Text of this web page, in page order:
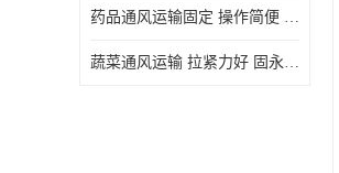
药品通风运输固定 操作简便 固永包材
蔬菜通风运输 拉紧力好 固永包材